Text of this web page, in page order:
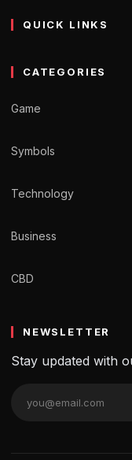
QUICK LINKS
CATEGORIES
Game
Symbols
Technology
Business
CBD
NEWSLETTER
Stay updated with